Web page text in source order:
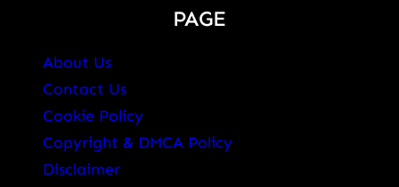
PAGE
About Us
Contact Us
Cookie Policy
Copyright & DMCA Policy
Disclaimer